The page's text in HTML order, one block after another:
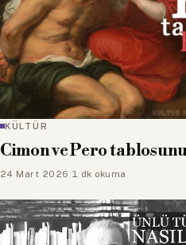
KÜLTÜR
Cimon ve Pero
24 Mart 2026 ·1 dk okuma